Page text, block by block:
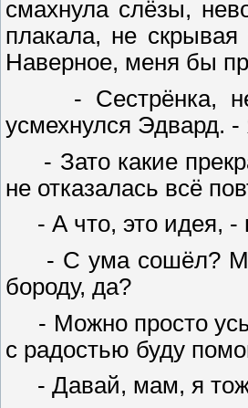
смахнула слёзы,
плакала, не
Наверное, меня бы
- Сестрёнка, не
усмехнулся Эдвард.
- Зато какие
не отказалась всё
- А что, это идея, -
- С ума сошёл?
бороду, да?
- Можно просто
с радостью буду
- Давай, мам, я